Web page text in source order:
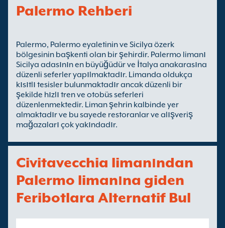
Palermo Rehberi
Palermo, Palermo eyaletinin ve Sicilya özerk
bölgesinin başkenti olan bir şehirdir. Palermo limanı
Sicilya adasının en büyüğüdür ve İtalya anakarasına
düzenli seferler yapılmaktadır. Limanda oldukça
kısıtlı tesisler bulunmaktadır ancak düzenli bir
şekilde hızlı tren ve otobüs seferleri
düzenlenmektedir. Liman şehrin kalbinde yer
almaktadır ve bu sayede restoranlar ve alışveriş
mağazaları çok yakındadır.
Civitavecchia limanından
Palermo limanına giden
Feribotlara Alternatif Bul